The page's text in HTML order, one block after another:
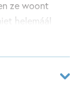
ze woont
helemáál
Gelukkig
gekste dingen.